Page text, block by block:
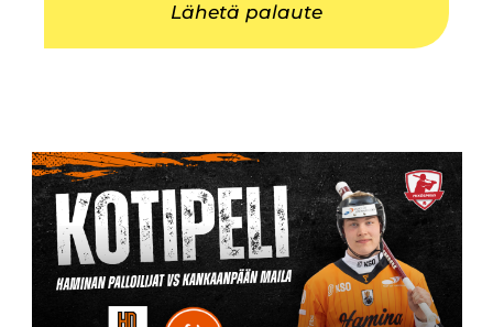
Lähetä palaute